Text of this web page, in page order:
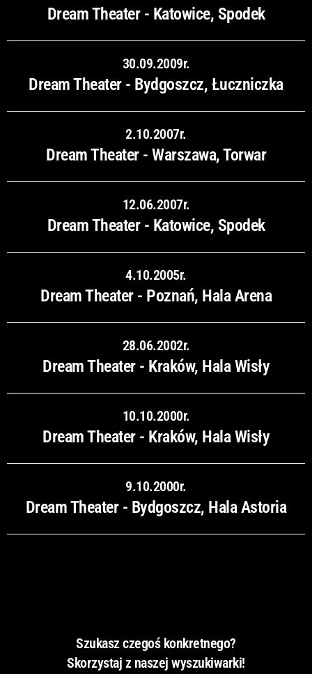
Dream Theater - Katowice, Spodek
30.09.2009r.
Dream Theater - Bydgoszcz, Łuczniczka
2.10.2007r.
Dream Theater - Warszawa, Torwar
12.06.2007r.
Dream Theater - Katowice, Spodek
4.10.2005r.
Dream Theater - Poznań, Hala Arena
28.06.2002r.
Dream Theater - Kraków, Hala Wisły
10.10.2000r.
Dream Theater - Kraków, Hala Wisły
9.10.2000r.
Dream Theater - Bydgoszcz, Hala Astoria
Szukasz czegoś konkretnego?
Skorzystaj z naszej wyszukiwarki!